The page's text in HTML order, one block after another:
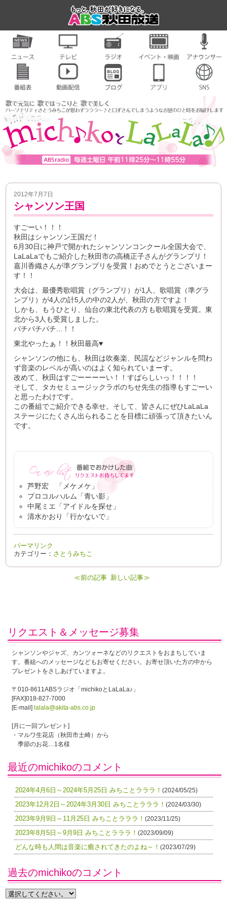
2012年7月7日
シャンソン王国
すごーい！！！
秋田はシャンソン王国だ！
6月30日に神戸で開かれたシャンソンコンクール全国大会で、
LaLaLaでもご紹介した秋田市の高橋正子さんがグランプリ！
嘉川香織さんが準グランプリを受賞！おめでとうとございまー
す！！
大会は、最優秀歌唱賞（グランプリ）が1人、歌唱賞（準グラ
ンプリ）が4人の計5人の中の2人が、秋田の方ですよ！
しかも、もうひとり、仙台の東北代表の方も歌唱賞を受賞。東
北から3人も受賞しました。
パチパチパチ...！！
東北やったぁ！！秋田最高♥
シャンソンの他にも、秋田は吹奏楽、民謡などジャンルを問わ
ず音楽のレベルが高いのはよく知られていまーす。
改めて、秋田はすごーーーーい！！すばらしいっ！！！！
そして、タカセミュージックラボのちせ先生の指導もすごーい
と思ったわけです。
この番組でご紹介できる幸せ。そして、皆さんにぜひLaLaLa
ステージにたくさん出られることを目標に頑張って頂きたいん
です。
芦野宏 「メケメケ」
プロコルハルム「青い影」
中尾ミエ「アイドルを探せ」
清水かおり「行かないで」
パーマリンク
カテゴリー： さとうみちこ
≪前の記事 新しい記事≫
リクエスト＆メッセージ募集
シャンソンやジャズ、カンツォーネなどのリクエストをおまちしていま
す。番組へのメッセージなどもお寄せください。お寄せ頂いた方の中から
プレゼントをさしあげていますよ。
〒010-8611ABSラジオ「michikoとLaLaLa♪」
[FAX]018-827-7000
[E-mail]lalala@akita-abs.co.jp
[月に一回プレゼント]
・マルワ生花店（秋田市土崎）から
季節のお花…1名様
最近のmichikoのコメント
2024年4月6日～2024年5月25日 みちことラララ！(2024/05/25)
2023年12月2日～2024年3月30日 みちことラララ！(2024/03/30)
2023年9月9日～11月25日 みちことラララ！(2023/11/25)
2023年8月5日～9月9日 みちことラララ！(2023/09/09)
どんな時も人間は音楽に癒されてきたのよね～！(2023/07/29)
過去のmichikoのコメント